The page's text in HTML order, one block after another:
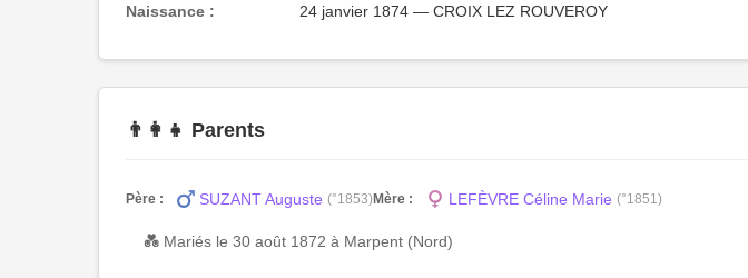
Naissance : 24 janvier 1874 — CROIX LEZ ROUVEROY
👨‍👩‍👧 Parents
Père : SUZANT Auguste (°1853)Mère : LEFÈVRE Céline Marie (°1851)
💑 Mariés le 30 août 1872 à Marpent (Nord)